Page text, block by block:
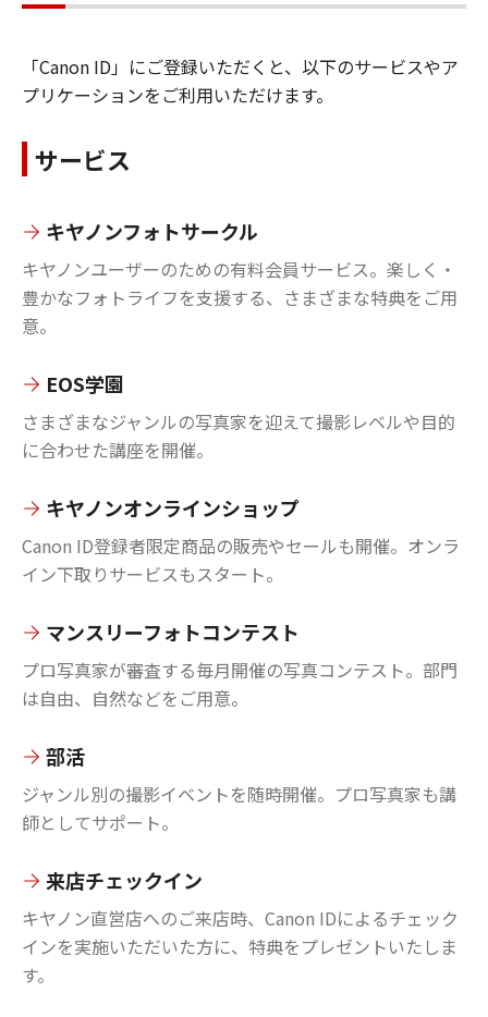
「Canon ID」にご登録いただくと、以下のサービスやア
プリケーションをご利用いただけます。
サービス
キヤノンフォトサークル
キヤノンユーザーのための有料会員サービス。楽しく・
豊かなフォトライフを支援する、さまざまな特典をご用
意。
EOS学園
さまざまなジャンルの写真家を迎えて撮影レベルや目的
に合わせた講座を開催。
キヤノンオンラインショップ
Canon ID登録者限定商品の販売やセールも開催。オンラ
イン下取りサービスもスタート。
マンスリーフォトコンテスト
プロ写真家が審査する毎月開催の写真コンテスト。部門
は自由、自然などをご用意。
部活
ジャンル別の撮影イベントを随時開催。プロ写真家も講
師としてサポート。
来店チェックイン
キヤノン直営店へのご来店時、Canon IDによるチェック
インを実施いただいた方に、特典をプレゼントいたしま
す。